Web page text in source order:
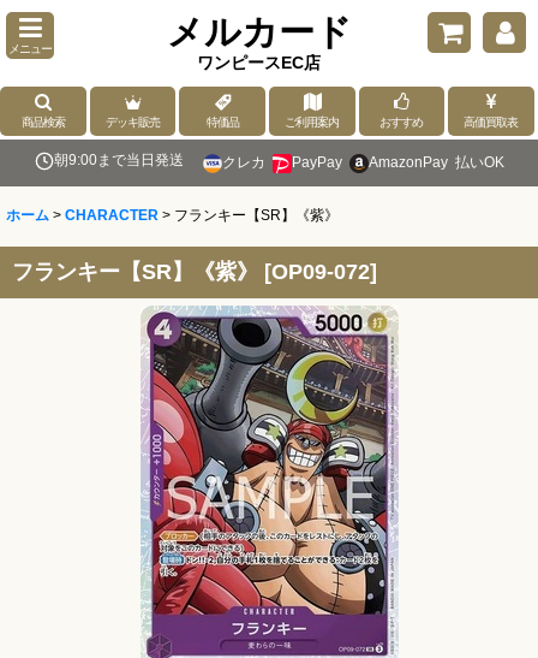
メニュー メルカード
ワンピースEC店
商品検索 デッキ販売 特価品 ご利用案内 おすすめ 高価買取表
朝9:00まで当日発送 クレカ PayPay AmazonPay 払いOK
ホーム > CHARACTER > フランキー【SR】《紫》
フランキー【SR】《紫》 [OP09-072]